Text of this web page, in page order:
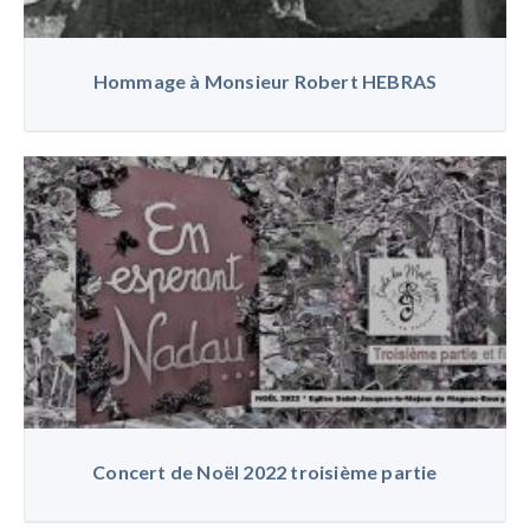
Hommage à Monsieur Robert HEBRAS
Concert de Noël 2022 troisième partie